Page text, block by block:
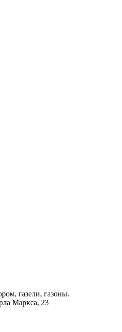
газели, газоны.
Маркса, 23